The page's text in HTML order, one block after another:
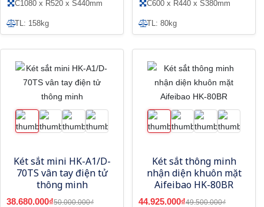
C1080 x R520 x S440mm
TL: 158kg
C600 x R440 x S380mm
TL: 80kg
Két sắt mini HK-A1/D-
70TS vân tay điện tử
thông minh
38.680.000₫50.000.000₫
Két sắt thông minh
nhận diện khuôn mặt
Aifeibao HK-80BR
44.925.000₫49.500.000₫